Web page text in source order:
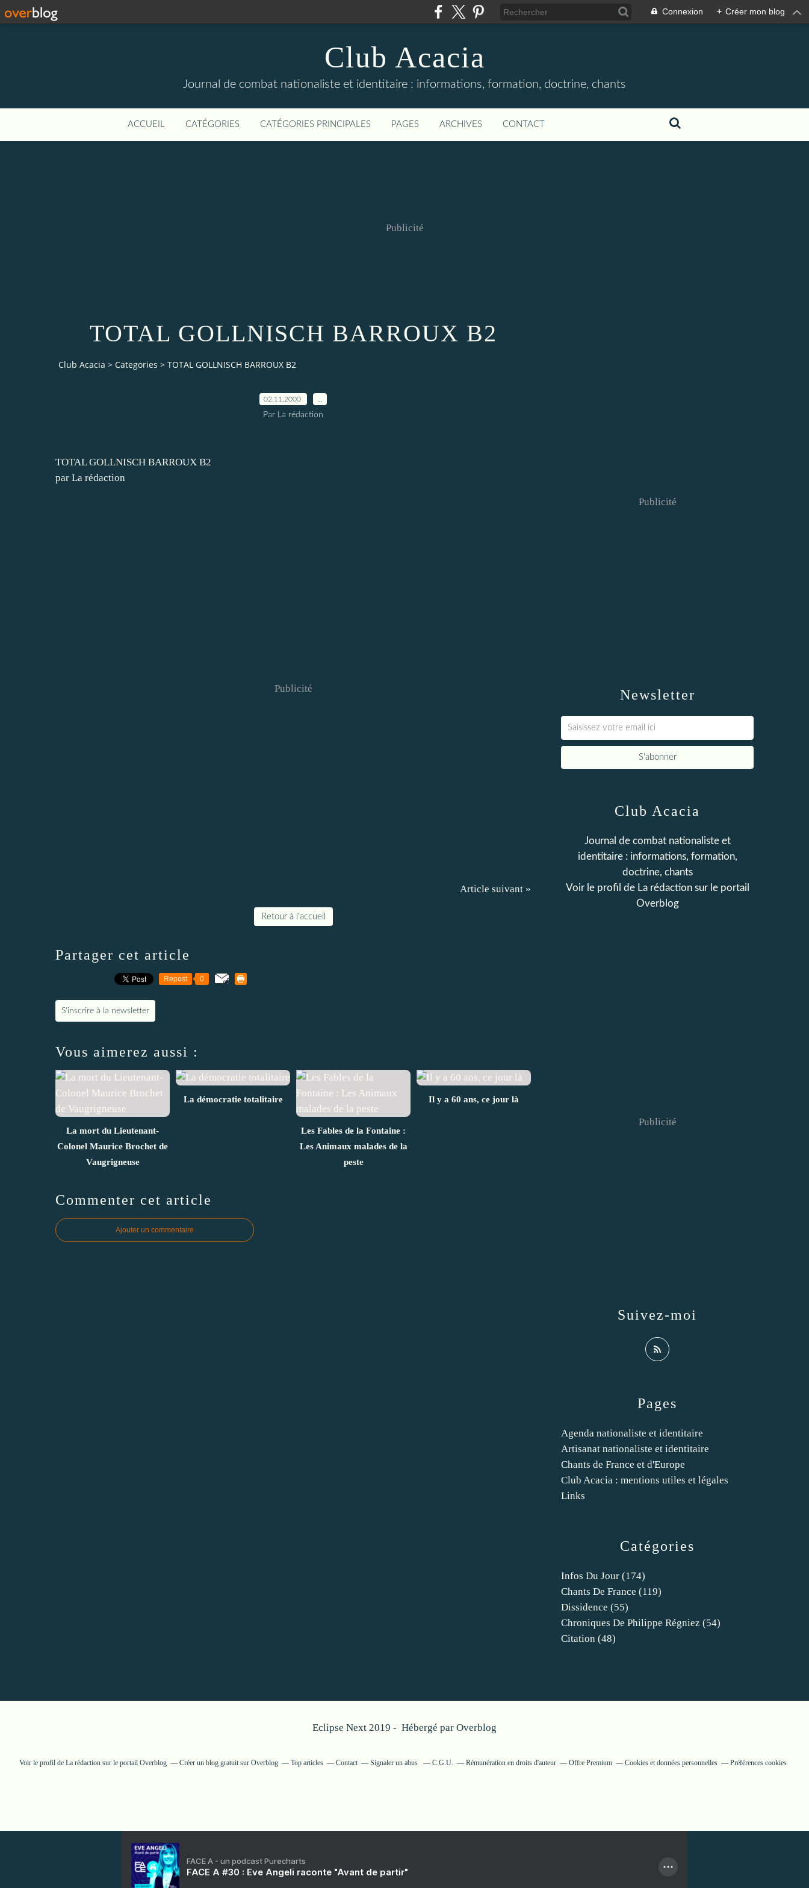
Connexion + Créer mon blog
Club Acacia
Journal de combat nationaliste et identitaire : informations, formation, doctrine, chants
ACCUEIL CATÉGORIES CATÉGORIES PRINCIPALES PAGES ARCHIVES CONTACT
Publicité
TOTAL GOLLNISCH BARROUX B2
Club Acacia > Categories > TOTAL GOLLNISCH BARROUX B2
02.11.2000
Par La rédaction
TOTAL GOLLNISCH BARROUX B2
par La rédaction
Publicité
Article suivant »
Retour à l'accueil
Partager cet article
Repost 0
S'inscrire à la newsletter
Vous aimerez aussi :
La mort du Lieutenant-
Colonel Maurice Brochet de
Vaugrigneuse
La démocratie totalitaire
Les Fables de la Fontaine :
Les Animaux malades de la
peste
Il y a 60 ans, ce jour là
Commenter cet article
Ajouter un commentaire
Newsletter
Publicité
Catégories
Infos Du Jour (174)
Chants De France (119)
Dissidence (55)
Chroniques De Philippe Régniez (54)
Citation (48)
Pages
Agenda nationaliste et identitaire
Artisanat nationaliste et identitaire
Chants de France et d'Europe
Club Acacia : mentions utiles et légales
Links
Club Acacia
Journal de combat nationaliste et
identitaire : informations, formation,
doctrine, chants
Voir le profil de La rédactionsur le portail
Overblog
Suivez-moi
Publicité
Eclipse Next 2019 - Hébergé par Overblog
Voir le profil de La rédactionsur le portail Overblog Créer un blog gratuit sur Overblog Top articles Contact Signaler un abus C.G.U. Rémunération en droits d'auteur Offre Premium Cookies et données personnelles Préférences cookies
FACE A - un podcast Purecharts
FACE A #30 : Eve Angeli raconte "Avant de partir"